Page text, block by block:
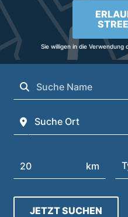
Sie willigen in die Verwendung
Suchen
Suchen
Suche Ort
km
JETZT SUCHEN